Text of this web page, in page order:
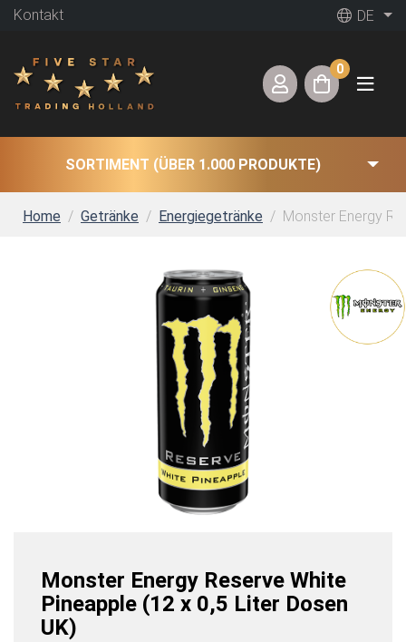
Kontakt DE
0
SORTIMENT (ÜBER 1.000 PRODUKTE)
Home Getränke Energiegetränke Monster Energy
Monster Energy Reserve White
Pineapple (12 x 0,5 Liter Dosen
UK)